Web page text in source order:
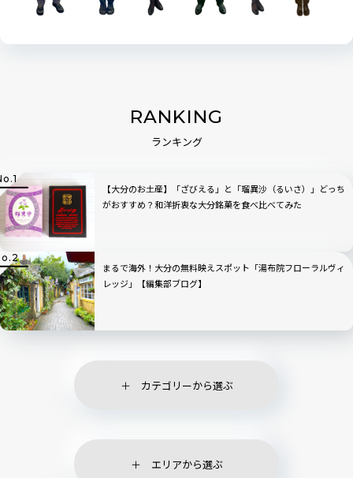
RANKING
ランキング
【大分のお土産】「ざびえる」と「瑠異沙（るいさ）」どっち
がおすすめ？和洋折衷な大分銘菓を食べ比べてみた
まるで海外！大分の無料映えスポット「湯布院フローラルヴィ
レッジ」【編集部ブログ】
カテゴリーから選ぶ
エリアから選ぶ